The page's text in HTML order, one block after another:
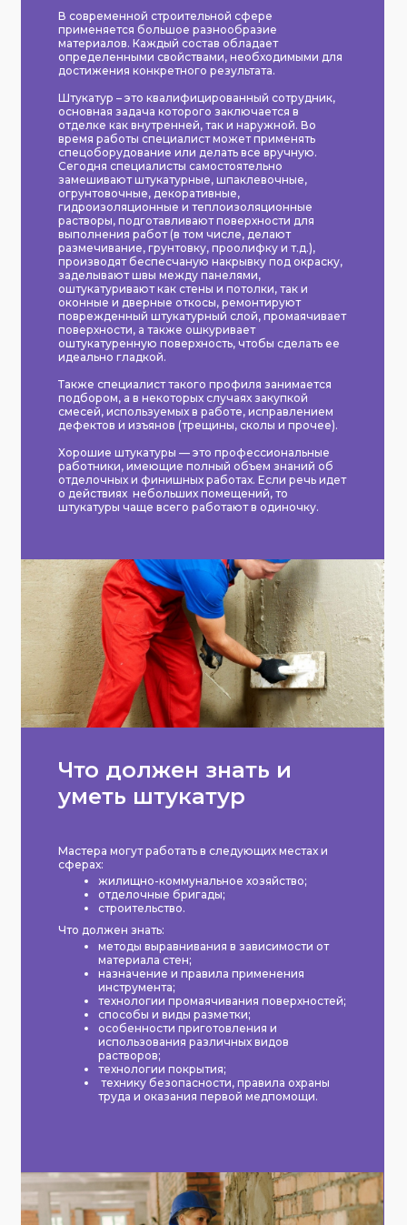
В современной строительной сфере
применяется большое разнообразие
материалов. Каждый состав обладает
определенными свойствами, необходимыми для
достижения конкретного результата.
Штукатур – это квалифицированный сотрудник,
основная задача которого заключается в
отделке как внутренней, так и наружной. Во
время работы специалист может применять
спецоборудование или делать все вручную.
Сегодня специалисты самостоятельно
замешивают штукатурные, шпаклевочные,
огрунтовочные, декоративные,
гидроизоляционные и теплоизоляционные
растворы, подготавливают поверхности для
выполнения работ (в том числе, делают
размечивание, грунтовку, проолифку и т.д.),
производят беспесчаную накрывку под окраску,
заделывают швы между панелями,
оштукатуривают как стены и потолки, так и
оконные и дверные откосы, ремонтируют
поврежденный штукатурный слой, промаячивает
поверхности, а также ошкуривает
оштукатуренную поверхность, чтобы сделать ее
идеально гладкой.
Также специалист такого профиля занимается
подбором, а в некоторых случаях закупкой
смесей, используемых в работе, исправлением
дефектов и изъянов (трещины, сколы и прочее).
Хорошие штукатуры — это профессиональные
работники, имеющие полный объем знаний об
отделочных и финишных работах. Если речь идет
о действиях небольших помещений, то
штукатуры чаще всего работают в одиночку.
Что должен знать и
уметь штукатур
Мастера могут работать в следующих местах и
сферах:
жилищно-коммунальное хозяйство;
отделочные бригады;
строительство.
Что должен знать:
методы выравнивания в зависимости от
материала стен;
назначение и правила применения
инструмента;
технологии промаячивания поверхностей;
способы и виды разметки;
особенности приготовления и
использования различных видов
растворов;
технологии покрытия;
технику безопасности, правила охраны
труда и оказания первой медпомощи.